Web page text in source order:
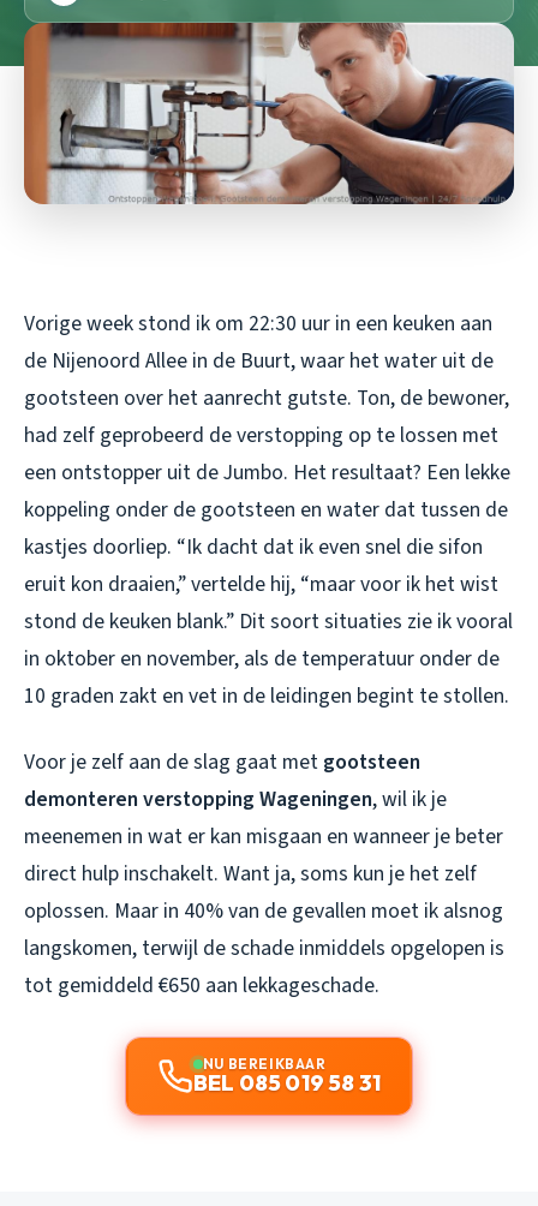
Vorige week stond ik om 22:30 uur in een keuken aan
de Nijenoord Allee in de Buurt, waar het water uit de
gootsteen over het aanrecht gutste. Ton, de bewoner,
had zelf geprobeerd de verstopping op te lossen met
een ontstopper uit de Jumbo. Het resultaat? Een lekke
koppeling onder de gootsteen en water dat tussen de
kastjes doorliep. “Ik dacht dat ik even snel die sifon
eruit kon draaien,” vertelde hij, “maar voor ik het wist
stond de keuken blank.” Dit soort situaties zie ik vooral
in oktober en november, als de temperatuur onder de
10 graden zakt en vet in de leidingen begint te stollen.
Voor je zelf aan de slag gaat met gootsteen
demonteren verstopping Wageningen, wil ik je
meenemen in wat er kan misgaan en wanneer je beter
direct hulp inschakelt. Want ja, soms kun je het zelf
oplossen. Maar in 40% van de gevallen moet ik alsnog
langskomen, terwijl de schade inmiddels opgelopen is
tot gemiddeld €650 aan lekkageschade.
NU BEREIKBAAR
BEL 085 019 58 31